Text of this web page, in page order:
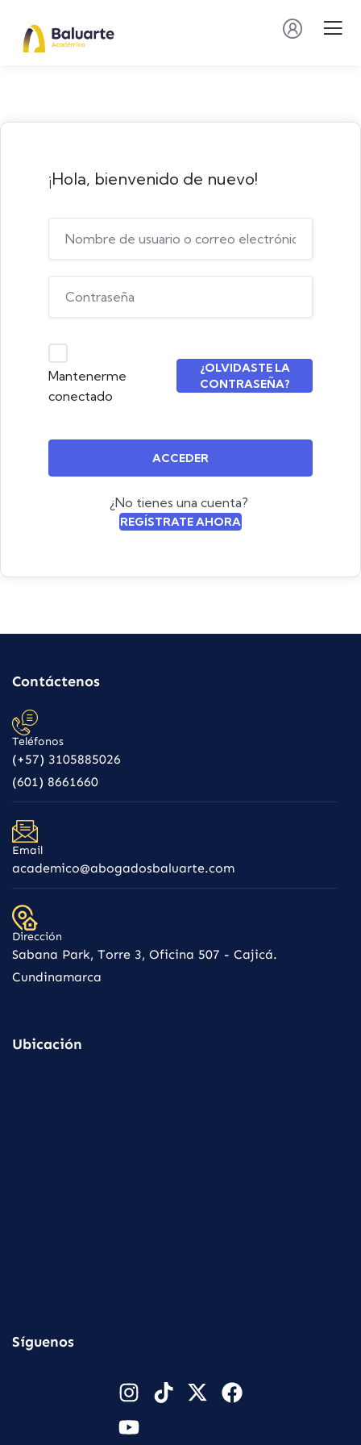
¡Hola, bienvenido de nuevo!
Mantenerme
conectado
¿OLVIDASTE LA
CONTRASEÑA?
ACCEDER
¿No tienes una cuenta?
REGÍSTRATE AHORA
Contáctenos
Teléfonos
(+57) 3105885026
(601) 8661660
Email
academico@abogadosbaluarte.com
Dirección
Sabana Park, Torre 3, Oficina 507 - Cajicá.
Cundinamarca
Ubicación
Síguenos